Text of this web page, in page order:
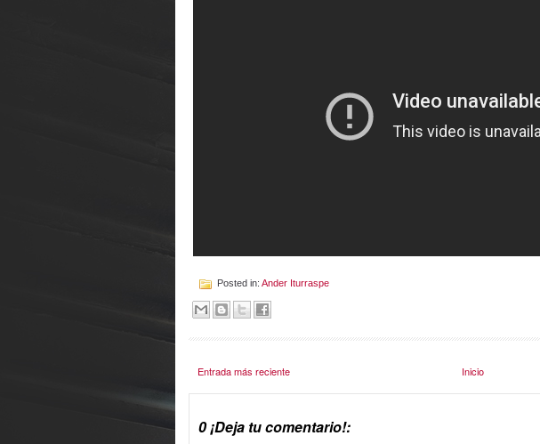
Posted in: Ander Iturraspe
Entrada más reciente Inicio
0 ¡Deja tu comentario!: